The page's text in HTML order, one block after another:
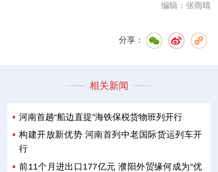
编辑：张雨晴
分享：
相关新闻
河南首趟“船边直提”海铁保税货物班列开行
构建开放新优势 河南首列中老国际货运列车开
行
前11个月进出口177亿元 濮阳外贸缘何成为“优